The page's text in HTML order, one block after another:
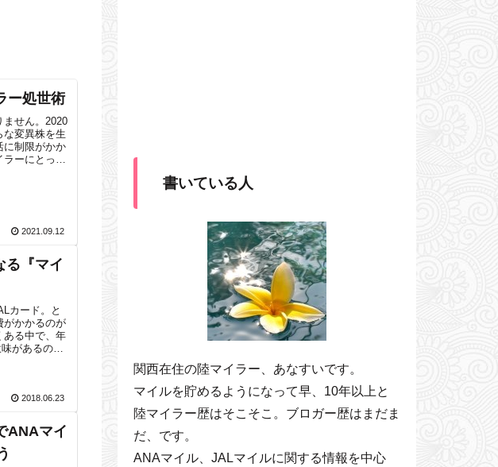
ー処世術
ません。2020
な変異株を生
に制限がかか
ーにとって
2021.09.12
る『マイ
カード。と
がかかるのが
ある中で、年
があるの
2018.06.23
ANAマイ
書いている人
関西在住の陸マイラー、あなすいです。
マイルを貯めるようになって早、10年以上と
陸マイラー歴はそこそこ。ブロガー歴はまだま
だ、です。
ANAマイル、JALマイルに関する情報を中心